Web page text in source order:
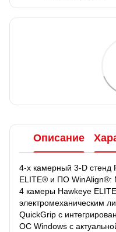
Описание
4-х камерный 3-D стенд
ELITE® и ПО WinAlign®:
4 камеры Hawkeye
электромеханическим
QuickGrip с
ОС Windows с